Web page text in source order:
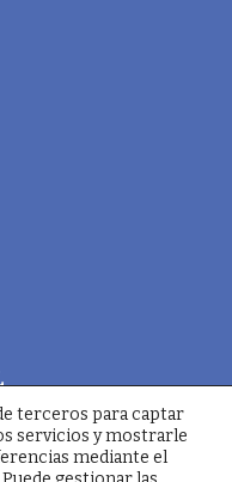
terceros para captar
servicios y mostrarle
mediante el